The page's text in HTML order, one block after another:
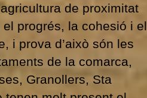
de proximitat
progrés, la cohesió i el
i prova d’això són les
de la comarca,
Granollers, Sta